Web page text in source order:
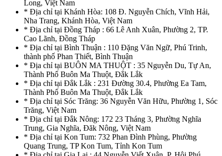
Long, Việt Nam
* Địa chỉ tại Khánh Hòa: 108 Đ. Nguyễn Chích, Vĩnh Hải,
Nha Trang, Khánh Hòa, Việt Nam
* Địa chỉ tại Đồng Tháp : 66 Lê Anh Xuân, Phường 2, TP.
Cao Lãnh, Đồng Tháp
* Địa chỉ tại Bình Thuận : 110 Đặng Văn Ngữ, Phú Trinh,
thành phố Phan Thiết, Bình Thuận
* Địa chỉ tại BUÔN MA THUỘT : 35 Nguyễn Du, Tự An,
Thành Phố Buôn Ma Thuột, Đắk Lắk
* Địa chỉ tại Đắk Lắk : 231 Đường 30.4, Phường Ea Tam,
Thành Phố Buôn Ma Thuột, Đắk Lắk
* Địa chỉ tại Sóc Trăng: 36 Nguyễn Văn Hữu, Phường 1, Sóc
Trăng, Việt Nam
* Địa chỉ tại Đắk Nông: 172 23 Tháng 3, Phường Nghĩa
Trung, Gia Nghĩa, Đăk Nông, Việt Nam
* Địa chỉ tại Kon Tum: 732 Phan Đình Phùng, Phường
Quang Trung, TP Kon Tum, Tỉnh Kon Tum